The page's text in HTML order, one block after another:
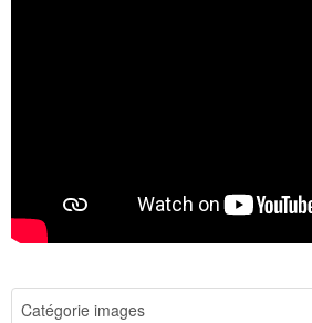
Catégorie images